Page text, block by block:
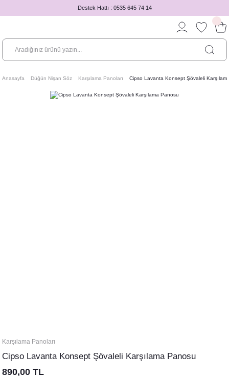
Destek Hattı : 0535 645 74 14
Anasayfa Düğün Nişan Söz Karşılama Panoları Cipso Lavanta Konsept Şövaleli
Karşılama Panoları
Cipso Lavanta Konsept Şövaleli Karşılama Panosu
890,00 TL